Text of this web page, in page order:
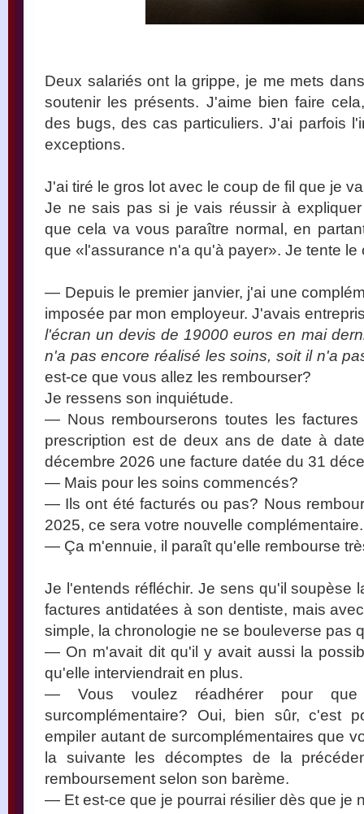
Deux salariés ont la grippe, je me mets
soutenir les présents. J'aime bien faire
des bugs, des cas particuliers. J'ai parfois
exceptions.
J'ai tiré le gros lot avec le coup de fil que je
Je ne sais pas si je vais réussir à
que cela va vous paraître normal, en
que «l'assurance n'a qu'à payer». Je tente le
— Depuis le premier janvier, j'ai une
imposée par mon employeur. J'avais
l'écran un devis de 19000 euros en mai
n'a pas encore réalisé les soins, soit il n'a
est-ce que vous allez les rembourser?
Je ressens son inquiétude.
— Nous rembourserons toutes les
prescription est de deux ans de date à
décembre 2026 une facture datée du 31
— Mais pour les soins commencés?
— Ils ont été facturés ou pas? Nous
2025, ce sera votre nouvelle complémentaire.
— Ça m'ennuie, il paraît qu'elle rembourse
Je l'entends réfléchir. Je sens qu'il soupèse
factures antidatées à son dentiste, mais
simple, la chronologie ne se bouleverse pas
— On m'avait dit qu'il y avait aussi la
qu'elle interviendrait en plus.
— Vous voulez réadhérer pour
surcomplémentaire? Oui, bien sûr, c'est
empiler autant de surcomplémentaires que
la suivante les décomptes de la
remboursement selon son barème.
— Et est-ce que je pourrai résilier dès que je